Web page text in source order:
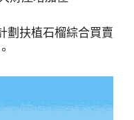
劃扶植石榴綜合買賣